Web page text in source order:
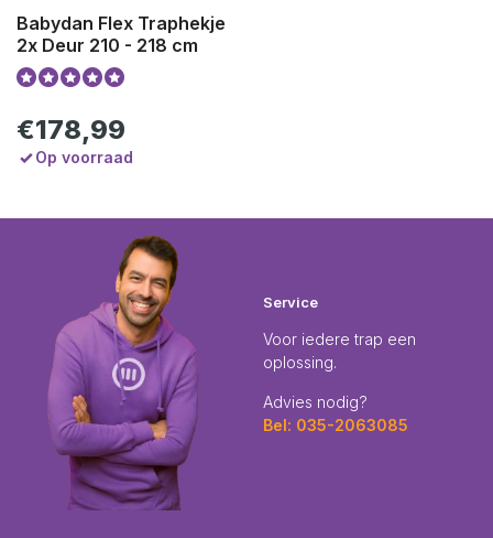
Babydan Flex Traphekje
2x Deur 210 - 218 cm
€178,99
Op voorraad
Service
Voor iedere trap een
oplossing.
Advies nodig?
Bel: 035-2063085